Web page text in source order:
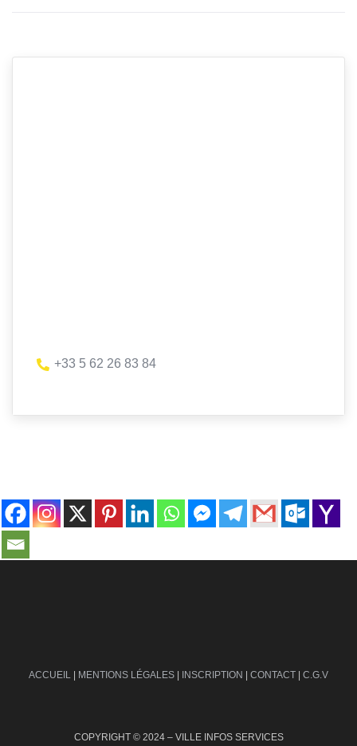
+33 5 62 26 83 84
ACCUEIL | MENTIONS LÉGALES | INSCRIPTION | CONTACT | C.G.V
COPYRIGHT © 2024 – VILLE INFOS SERVICES